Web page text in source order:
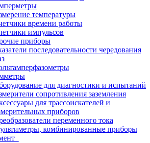
температуры
времени работы
импульсов
приборы
последовательности чередования
для диагностики и испытаний
сопротивления заземления
для трассоискателей и
приборов
переменного тока
комбинированные приборы